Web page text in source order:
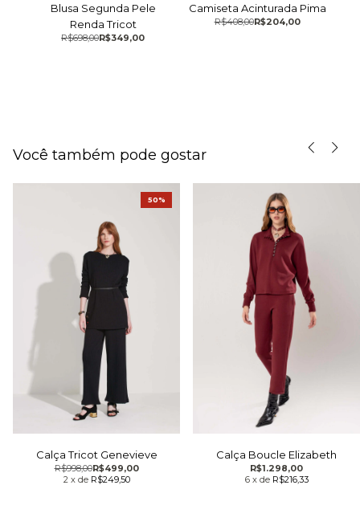
Blusa Segunda Pele
Renda Tricot
R$349,00
R$698,00
Camiseta Acinturada Pima
R$204,00
R$408,00
Você também pode gostar
Calça Tricot Genevieve
R$499,00
R$998,00
2 x de R$249,50
50%
Calça Boucle Elizabeth
R$1.298,00
6 x de R$216,33